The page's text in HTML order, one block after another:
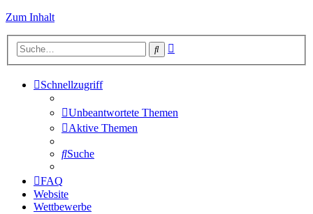
Zum Inhalt
Suche
Schnellzugriff
Unbeantwortete Themen
Aktive Themen
Suche
FAQ
Website
Wettbewerbe